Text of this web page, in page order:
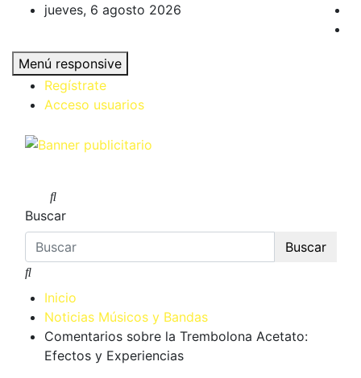
Saltar
contenido
jueves, 6 agosto 2026
Menú responsive
Regístrate
Acceso usuarios
Buscar
Buscar
Inicio
Noticias Músicos y Bandas
Comentarios sobre la Trembolona Acetato:
Efectos y Experiencias